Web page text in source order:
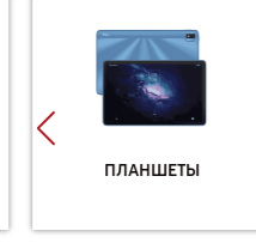
ПЛАНШЕТЫ